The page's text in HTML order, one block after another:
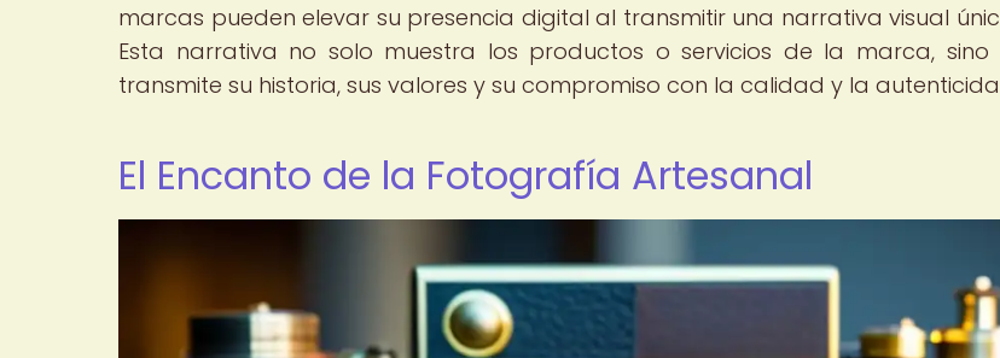
marcas pueden elevar su presencia digital al transmitir una narrativa visual
Esta narrativa no solo muestra los productos o servicios de la marca, sino
transmite su historia, sus valores y su compromiso con la calidad y la
El Encanto de la Fotografía Artesanal